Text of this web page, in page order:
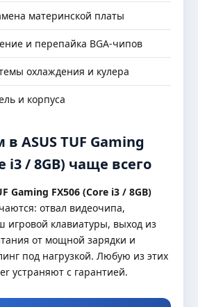
материнской платы
и перепайка BGA-чипов
охлаждения и кулера
и корпуса
ASUS TUF Gaming
i3 / 8GB) чаще всего
Gaming FX506 (Core i3 / 8GB)
отвал видеочипа,
игровой клавиатуры, выход из
от мощной зарядки и
под нагрузкой. Любую из этих
устраняют с гарантией.